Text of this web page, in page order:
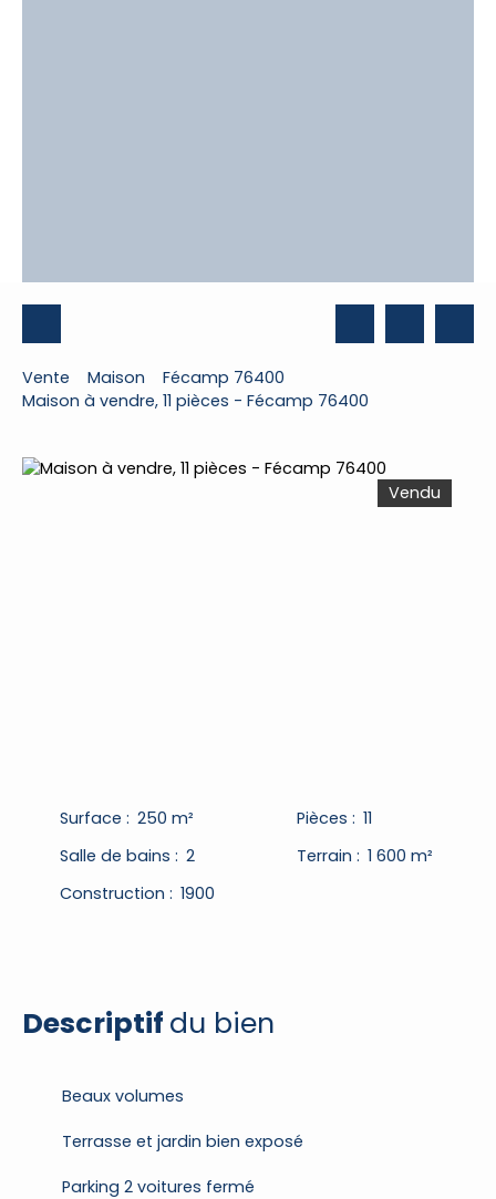
Vente Maison
Fécamp 76400
Maison à vendre, 11 pièces - Fécamp 76400
Vendu
Surface : 250 m² Pièces : 11
Salle de bains : 2 Terrain : 1 600 m²
Construction : 1900
Descriptif du bien
Beaux volumes
Terrasse et jardin bien exposé
Parking 2 voitures fermé